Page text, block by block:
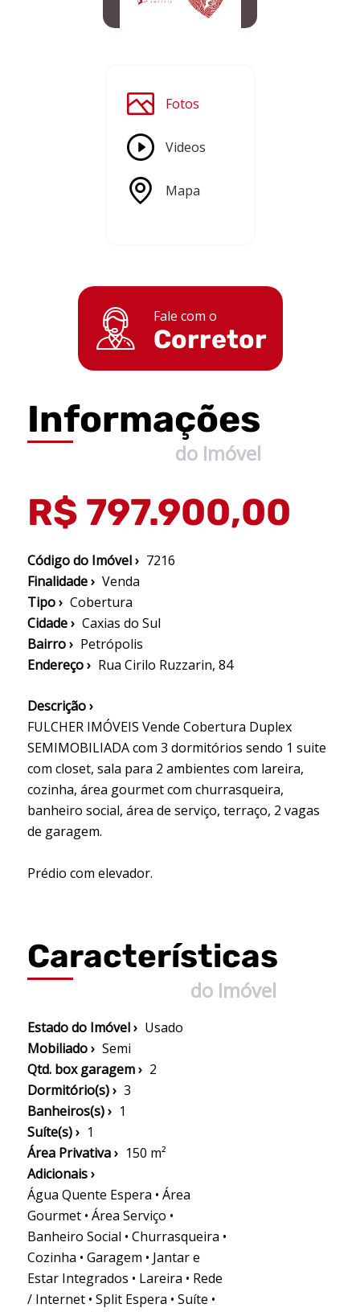
Fotos
Videos
Mapa
Fale com o
Corretor
Informações
do Imóvel
R$ 797.900,00
Código do Imóvel › 7216
Finalidade › Venda
Tipo › Cobertura
Cidade › Caxias do Sul
Bairro › Petrópolis
Endereço › Rua Cirilo Ruzzarin, 84
Descrição ›
FULCHER IMÓVEIS Vende Cobertura Duplex
SEMIMOBILIADA com 3 dormitórios sendo 1 suite
com closet, sala para 2 ambientes com lareira,
cozinha, área gourmet com churrasqueira,
banheiro social, área de serviço, terraço, 2 vagas
de garagem.
Prédio com elevador.
Características
do Imóvel
Estado do Imóvel › Usado
Mobiliado › Semi
Qtd. box garagem › 2
Dormitório(s) › 3
Banheiros(s) › 1
Suíte(s) › 1
Área Privativa › 150 m²
Adicionais ›
Água Quente Espera • Área
Gourmet • Área Serviço •
Banheiro Social • Churrasqueira •
Cozinha • Garagem • Jantar e
Estar Integrados • Lareira • Rede
/ Internet • Split Espera • Suíte •